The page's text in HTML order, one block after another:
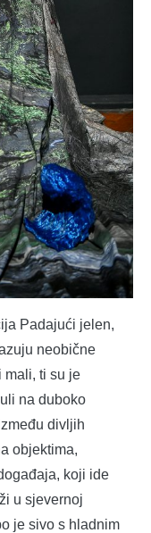
Padajući jelen,
neobične
ti su je
na duboko
divljih
objektima,
koji ide
u sjevernoj
je sivo s hladnim